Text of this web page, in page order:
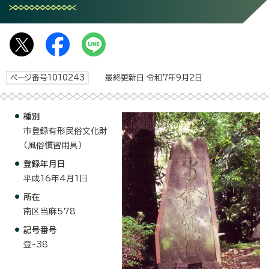
ページ番号1010243 最終更新日 令和7年9月2日
種別
市登録有形民俗文化財
（風俗慣習用具）
登録年月日
平成16年4月1日
所在
南区当麻578
記号番号
登-38